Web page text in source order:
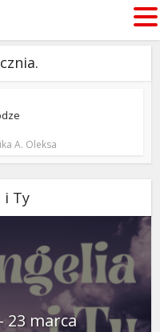
A. Oleksa
i Ty
23 marca